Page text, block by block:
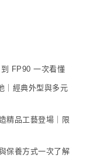
FP90 一次看懂
｜經典外型與多元
精品工藝登場｜限
保養方式一次了解